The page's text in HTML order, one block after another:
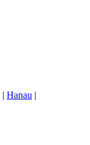
| Hanau |